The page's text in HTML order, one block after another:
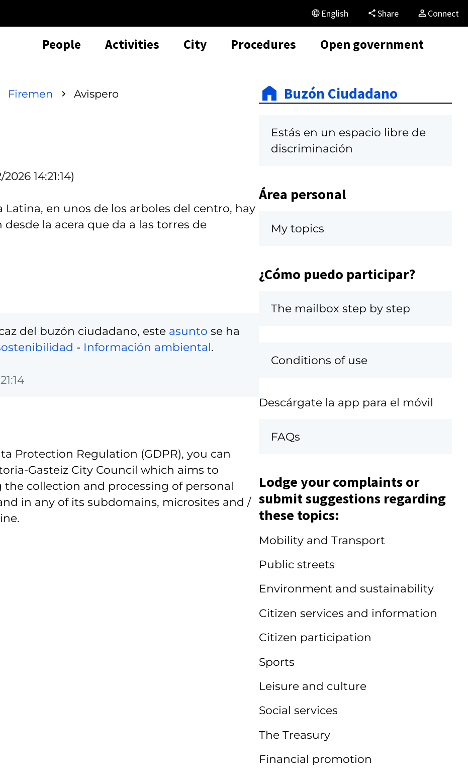
English Share Connect
People Activities City Procedures Open government
Firemen Avispero
14:21:14)
en unos de los arboles del centro, hay
la acera que da a las torres de
del buzón ciudadano, este asunto se ha
- Información ambiental.
Protection Regulation (GDPR), you can
Gasteiz City Council which aims to
collection and processing of personal
in any of its subdomains, microsites and /
Buzón Ciudadano
Estás en un espacio libre de
discriminación
Área personal
My topics
¿Cómo puedo participar?
The mailbox step by step
Conditions of use
Descárgate la app para el móvil
FAQs
Lodge your complaints or
submit suggestions regarding
these topics:
Mobility and Transport
Public streets
Environment and sustainability
Citizen services and information
Citizen participation
Sports
Leisure and culture
Social services
The Treasury
Financial promotion